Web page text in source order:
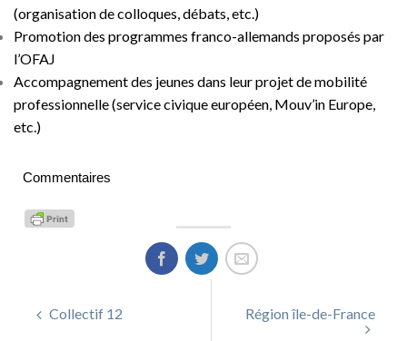
(organisation de colloques, débats, etc.)
Promotion des programmes franco-allemands proposés par
l’OFAJ
Accompagnement des jeunes dans leur projet de mobilité
professionnelle (service civique européen, Mouv’in Europe,
etc.)
Commentaires
Collectif 12 Région île-de-France